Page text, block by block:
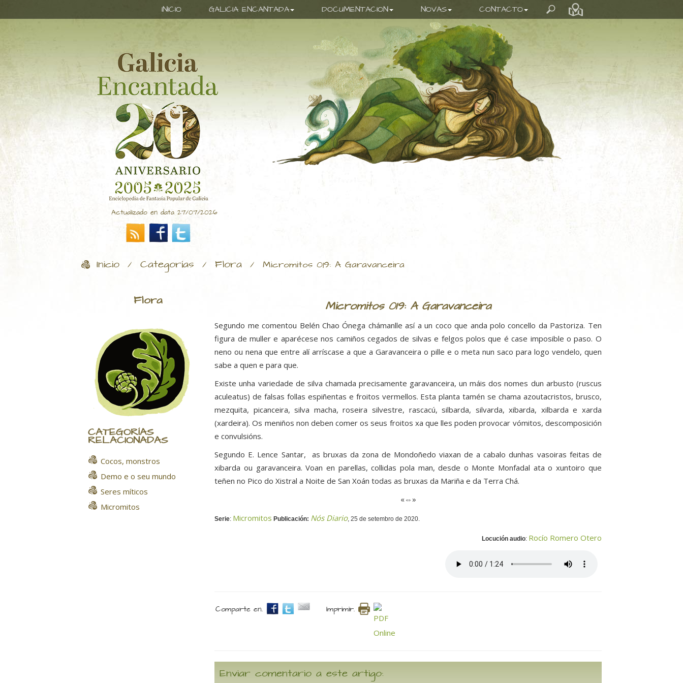
INICIO GALICIA ENCANTADA DOCUMENTACION NOVAS CONTACTO
Actualizado en data 27/07/2026
Inicio / Categorías / Flora / Micromitos 019: A Garavanceira
Flora
CATEGORÍAS
RELACIONADAS
Cocos, monstros
Demo e o seu mundo
Seres míticos
Micromitos
Micromitos 019: A Garavanceira
Segundo me comentou Belén Chao Ónega chámanlle así a un coco que anda polo concello da Pastoriza. Ten
figura de muller e aparécese nos camiños cegados de silvas e felgos polos que é case imposible o paso. O
neno ou nena que entre alí arríscase a que a Garavanceira o pille e o meta nun saco para logo vendelo, quen
sabe a quen e para que.
Existe unha variedade de silva chamada precisamente garavanceira, un máis dos nomes dun arbusto (ruscus
aculeatus) de falsas follas espiñentas e froitos vermellos. Esta planta tamén se chama azoutacristos, brusco,
mezquita, picanceira, silva macha, roseira silvestre, rascacú, silbarda, silvarda, xibarda, xilbarda e xarda
(xardeira). Os meniños non deben comer os seus froitos xa que lles poden provocar vómitos, descomposición
e convulsións.
Segundo E. Lence Santar, as bruxas da zona de Mondoñedo viaxan de a cabalo dunhas vasoiras feitas de
xibarda ou garavanceira. Voan en parellas, collidas pola man, desde o Monte Monfadal ata o xuntoiro que
teñen no Pico do Xistral a Noite de San Xoán todas as bruxas da Mariña e da Terra Chá.
«⇔»
Serie: Micromitos Publicación: Nós Diario, 25 de setembro de 2020.
Locución audio: Rocío Romero Otero
Comparte en. Imprimir.
Enviar comentario a este artigo: